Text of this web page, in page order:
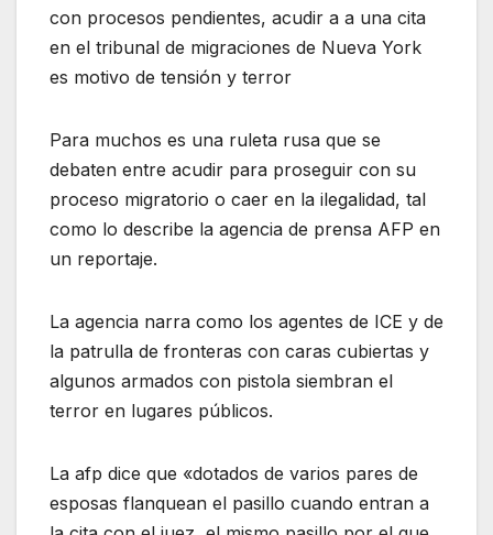
con procesos pendientes, acudir a a una cita
en el tribunal de migraciones de Nueva York
es motivo de tensión y terror
Para muchos es una ruleta rusa que se
debaten entre acudir para proseguir con su
proceso migratorio o caer en la ilegalidad, tal
como lo describe la agencia de prensa AFP en
un reportaje.
La agencia narra como los agentes de ICE y de
la patrulla de fronteras con caras cubiertas y
algunos armados con pistola siembran el
terror en lugares públicos.
La afp dice que «dotados de varios pares de
esposas flanquean el pasillo cuando entran a